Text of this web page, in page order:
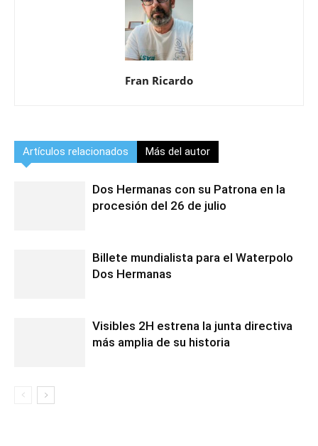
Fran Ricardo
Artículos relacionados Más del autor
Dos Hermanas con su Patrona en la
procesión del 26 de julio
Billete mundialista para el Waterpolo
Dos Hermanas
Visibles 2H estrena la junta directiva
más amplia de su historia